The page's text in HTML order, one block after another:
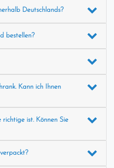
Deutschlands?
bestellen?
Kann ich Ihnen
richtige ist. Können Sie